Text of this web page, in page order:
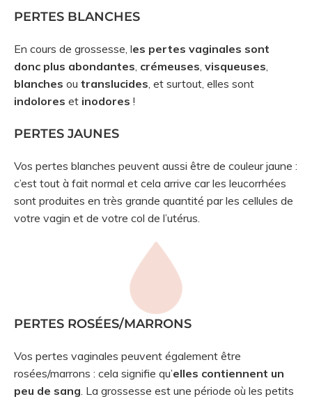
PERTES BLANCHES
En cours de grossesse, les pertes vaginales sont
donc plus abondantes crémeuses visqueuses
blanches ou translucides , et surtout, elles sont
indolores et inodores !
PERTES JAUNES
Vos pertes blanches peuvent aussi être de couleur jaune :
c’est tout à fait normal et cela arrive car les leucorrhées
sont produites en très grande quantité par les cellules de
votre vagin et de votre col de l’utérus.
PERTES ROSÉES/MARRONS
Vos pertes vaginales peuvent également être
rosées/marrons : cela signifie qu’elles contiennent un
peu de sang. La grossesse est une période où les petits